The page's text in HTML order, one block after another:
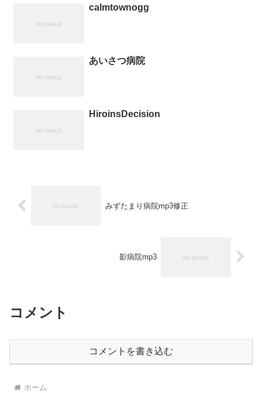
calmtownogg
あいさつ病院
HiroinsDecision
みずたまり病院mp3修正
影病院mp3
コメント
コメントを書き込む
ホーム